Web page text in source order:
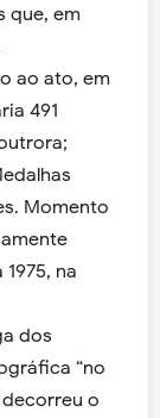
que, em
ao ato, em
491
Momento
na
dos
“no
decorreu o